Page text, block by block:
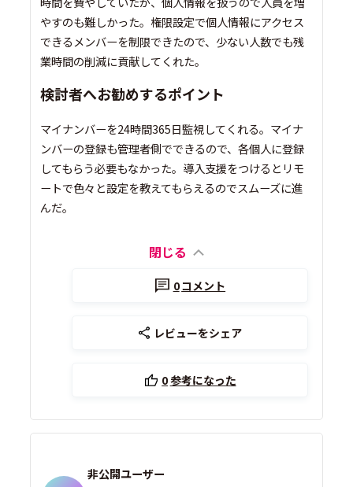
やすのも難しかった。権限設定で個人情報にアクセス
できるメンバーを制限できたので、少ない人数でも残
業時間の削減に貢献してくれた。
検討者へお勧めするポイント
マイナンバーを24時間365日監視してくれる。マイナ
ンバーの登録も管理者側でできるので、各個人に登録
してもらう必要もなかった。導入支援をつけるとリモ
ートで色々と設定を教えてもらえるのでスムーズに進
んだ。
閉じる
0コメント
レビューをシェア
0参考になった
非公開ユーザー